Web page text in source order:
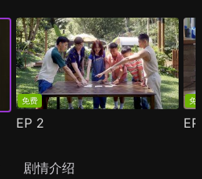
免费
EP 2
免
剧情介绍